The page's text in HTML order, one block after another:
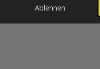
Ablehnen
98,00 €
119,00 €